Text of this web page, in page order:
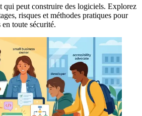
qui peut construire des logiciels. Explorez
risques et méthodes pratiques pour
toute sécurité.